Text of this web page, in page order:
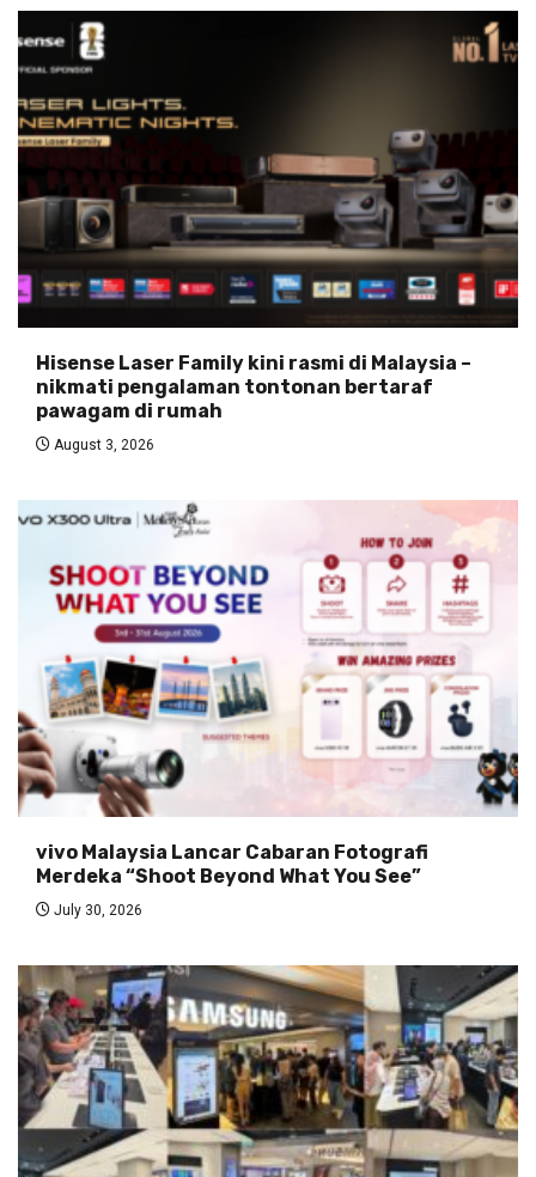
Hisense Laser Family kini rasmi di Malaysia –
nikmati pengalaman tontonan bertaraf
pawagam di rumah
August 3, 2026
vivo Malaysia Lancar Cabaran Fotografi
Merdeka “Shoot Beyond What You See”
July 30, 2026